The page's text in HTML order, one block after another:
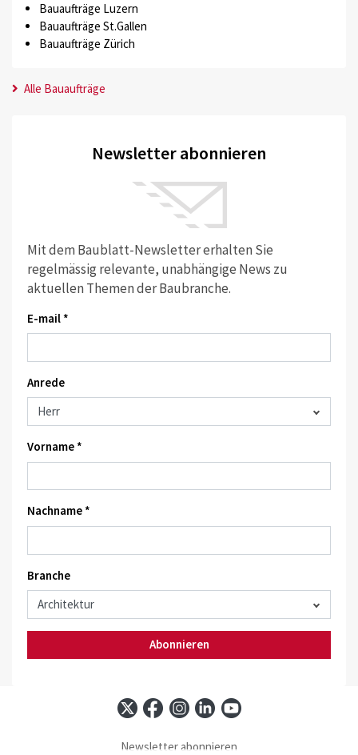
Bauaufträge Luzern
Bauaufträge St.Gallen
Bauaufträge Zürich
Alle Bauaufträge
Newsletter abonnieren
Mit dem Baublatt-Newsletter erhalten Sie
regelmässig relevante, unabhängige News zu
aktuellen Themen der Baubranche.
E-mail *
Anrede
Vorname *
Nachname *
Branche
Abonnieren
Newsletter abonnieren